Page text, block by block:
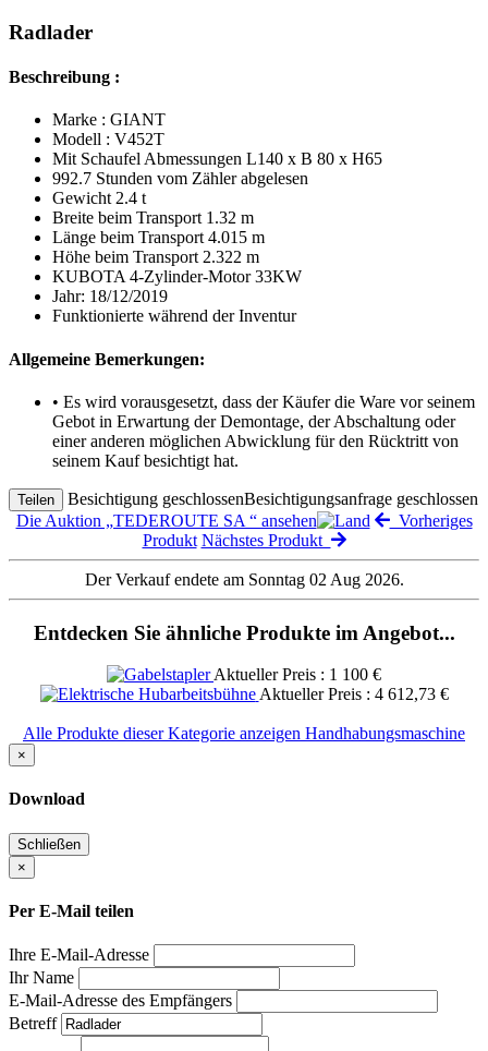
Radlader
Beschreibung :
Marke : GIANT
Modell : V452T
Mit Schaufel Abmessungen L140 x B 80 x H65
992.7 Stunden vom Zähler abgelesen
Gewicht 2.4 t
Breite beim Transport 1.32 m
Länge beim Transport 4.015 m
Höhe beim Transport 2.322 m
KUBOTA 4-Zylinder-Motor 33KW
Jahr: 18/12/2019
Funktionierte während der Inventur
Allgemeine Bemerkungen:
• Es wird vorausgesetzt, dass der Käufer die Ware vor seinem
Gebot in Erwartung der Demontage, der Abschaltung oder
einer anderen möglichen Abwicklung für den Rücktritt von
seinem Kauf besichtigt hat.
Teilen Besichtigung geschlossenBesichtigungsanfrage geschlossen
Die Auktion „TEDEROUTE SA “ ansehen
Vorheriges
Produkt Nächstes Produkt
Der Verkauf endete am Sonntag 02 Aug 2026.
Entdecken Sie ähnliche Produkte im Angebot...
Aktueller Preis : 1 100 €
Aktueller Preis : 4 612,73 €
Alle Produkte dieser Kategorie anzeigen Handhabungsmaschine
×
Download
Schließen
×
Per E-Mail teilen
Ihre E-Mail-Adresse
Ihr Name
E-Mail-Adresse des Empfängers
Betreff